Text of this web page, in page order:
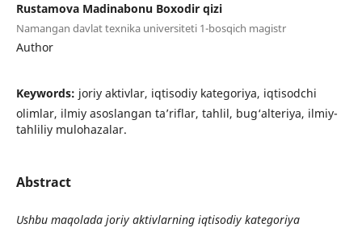
Rustamova Madinabonu Boxodir qizi
Namangan davlat texnika universiteti 1-bosqich magistr
Author
Keywords: joriy aktivlar, iqtisodiy kategoriya, iqtisodchi
olimlar, ilmiy asoslangan ta’riflar, tahlil, bug‘alteriya, ilmiy-
tahliliy mulohazalar.
Abstract
Ushbu maqolada joriy aktivlarning iqtisodiy kategoriya